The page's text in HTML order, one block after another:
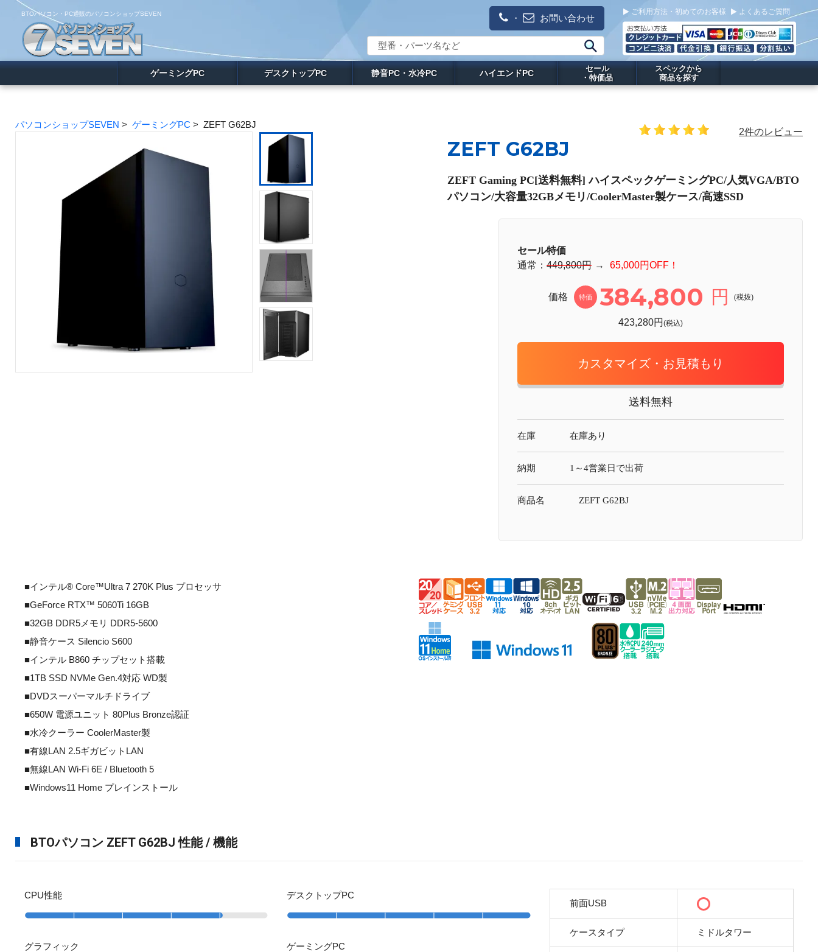
BTOパソコン・PC通販のパソコンショップSEVEN ・ お問い合わせ
ご利用方法・初めてのお客様 よくあるご質問
ゲーミングPC デスクトップPC 静音PC・水冷PC ハイエンドPC
セール
・特価品
スペックから
商品を探す
パソコンショップSEVEN > ゲーミングPC > ZEFT G62BJ
ZEFT G62BJ
2件のレビュー
ZEFT Gaming PC[送料無料] ハイスペックゲーミングPC/人気VGA/BTO
パソコン/大容量32GBメモリ/CoolerMaster製ケース/高速SSD
セール特価
通常： 449,800円 → 65,000円OFF！
価格 特価 384,800 円 (税抜)
423,280円 (税込)
カスタマイズ・お見積もり
送料無料
在庫 在庫あり
納期 1～4営業日で出荷
商品名 ZEFT G62BJ
■インテル® Core™Ultra 7 270K Plus プロセッサ
■GeForce RTX™ 5060Ti 16GB
■32GB DDR5メモリ DDR5-5600
■静音ケース Silencio S600
■インテル B860 チップセット搭載
■1TB SSD NVMe Gen.4対応 WD製
■DVDスーパーマルチドライブ
■650W 電源ユニット 80Plus Bronze認証
■水冷クーラー CoolerMaster製
■有線LAN 2.5ギガビットLAN
■無線LAN Wi-Fi 6E / Bluetooth 5
■Windows11 Home プレインストール
BTOパソコン ZEFT G62BJ 性能 / 機能
CPU性能
グラフィック
デスクトップPC
ゲーミングPC
前面USB
ケースタイプ ミドルタワー